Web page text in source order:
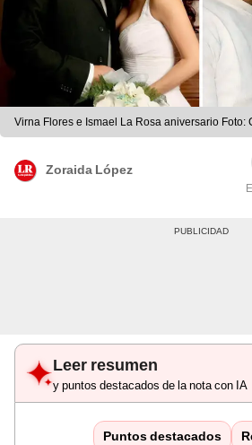
Virna Flores e Ismael La Rosa aniversario Foto:
Zoraida López
Leer resumen
y puntos destacados de la nota con IA
Puntos destacados